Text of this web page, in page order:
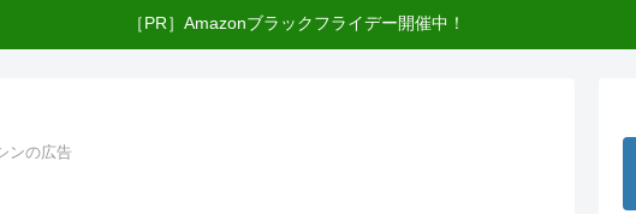
［PR］Amazonブラックフライデー開催中！
ンの広告